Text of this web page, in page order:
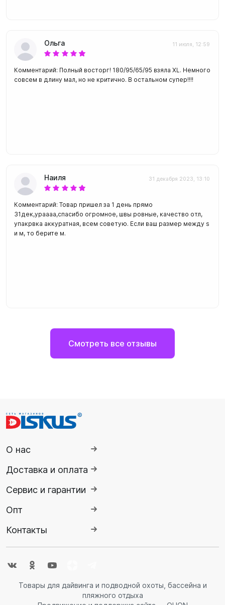
Ольга 11 июля, 12:59
Комментарий: Полный восторг! 180/95/65/95 взяла XL. Немного
совсем в длину мал, но не критично. В остальном супер!!!!
Наиля 31 декабря 2023, 13:10
Комментарий: Товар пришел за 1 день прямо
31дек,ураааа,спасибо огромное, швы ровные, качество отл,
упакрвка аккуратная, всем советую. Если ваш размер между s
и м, то берите м.
Смотреть все отзывы
О нас
Доставка и оплата
Сервис и гарантии
Опт
Контакты
Товары для дайвинга и подводной охоты, бассейна и
пляжного отдыха